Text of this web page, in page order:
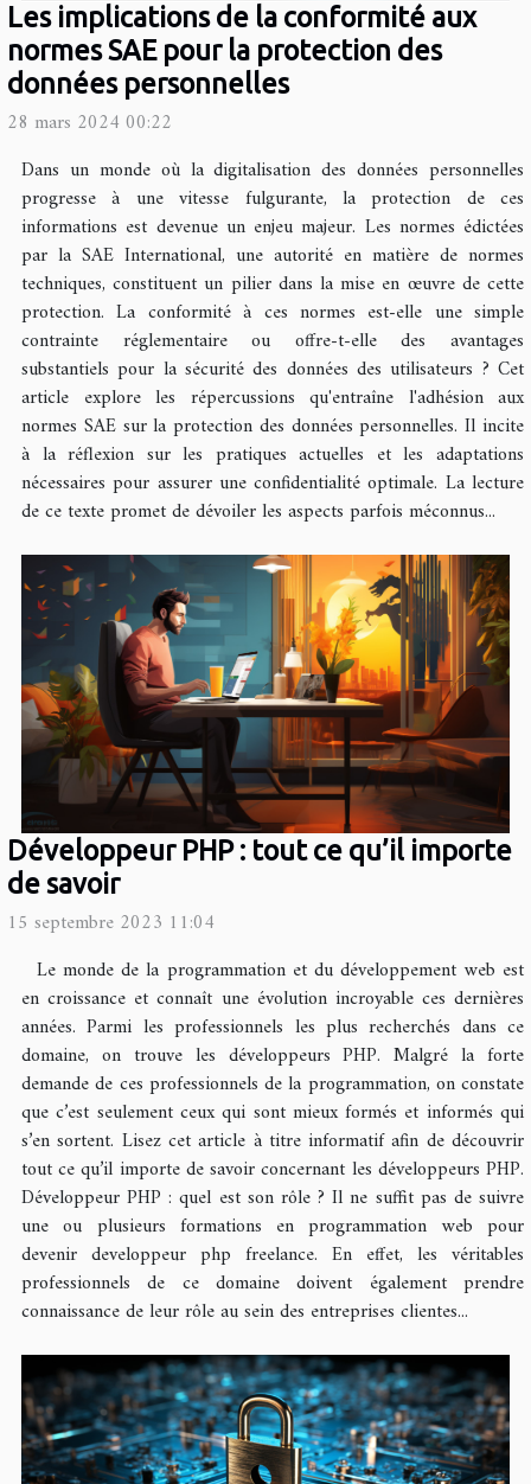
Les implications de la conformité aux
normes SAE pour la protection des
données personnelles
28 mars 2024 00:22
Dans un monde où la digitalisation des données personnelles
progresse à une vitesse fulgurante, la protection de ces
informations est devenue un enjeu majeur. Les normes édictées
par la SAE International, une autorité en matière de normes
techniques, constituent un pilier dans la mise en œuvre de cette
protection. La conformité à ces normes est-elle une simple
contrainte réglementaire ou offre-t-elle des avantages
substantiels pour la sécurité des données des utilisateurs ? Cet
article explore les répercussions qu'entraîne l'adhésion aux
normes SAE sur la protection des données personnelles. Il incite
à la réflexion sur les pratiques actuelles et les adaptations
nécessaires pour assurer une confidentialité optimale. La lecture
de ce texte promet de dévoiler les aspects parfois méconnus...
Développeur PHP : tout ce qu’il importe
de savoir
15 septembre 2023 11:04
Le monde de la programmation et du développement web est
en croissance et connaît une évolution incroyable ces dernières
années. Parmi les professionnels les plus recherchés dans ce
domaine, on trouve les développeurs PHP. Malgré la forte
demande de ces professionnels de la programmation, on constate
que c’est seulement ceux qui sont mieux formés et informés qui
s’en sortent. Lisez cet article à titre informatif afin de découvrir
tout ce qu’il importe de savoir concernant les développeurs PHP.
Développeur PHP : quel est son rôle ? Il ne suffit pas de suivre
une ou plusieurs formations en programmation web pour
devenir developpeur php freelance. En effet, les véritables
professionnels de ce domaine doivent également prendre
connaissance de leur rôle au sein des entreprises clientes...